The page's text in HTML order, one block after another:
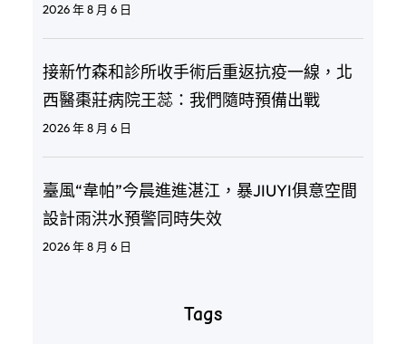
2026 年 8 月 6 日
接新竹森和診所收手術后重返抗疫一線，北
西醫棗莊病院王蕊：我們隨時預備出戰
2026 年 8 月 6 日
臺風“韋帕”今晨進進湛江，暴JIUYI俱意空間
設計雨洪水預警同時失效
2026 年 8 月 6 日
Tags